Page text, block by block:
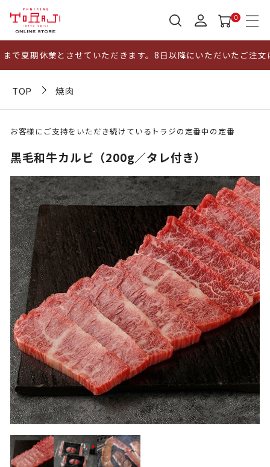
0
休業とさせていただきます。8日以降にいただいたご注文につ
TOP 焼肉
お客様にご支持をいただき続けているトラジの定番中の定番
黒毛和牛カルビ（200g／タレ付き）